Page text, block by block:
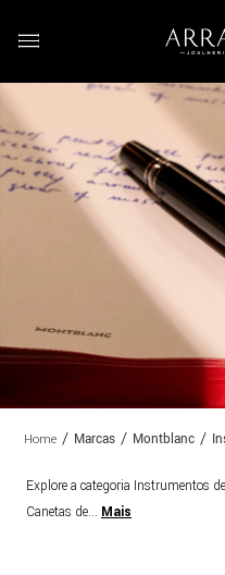
Marcas Montblanc
Explore a categoria Instrumentos
Canetas de... Mais